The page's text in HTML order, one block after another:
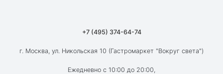
Ремонт AirPods
Вакансии
+7 (495) 374-64-74
г. Москва, ул. Никольская 10 (Гастромаркет "Вокруг света")
Ежедневно с 10:00 до 20:00,